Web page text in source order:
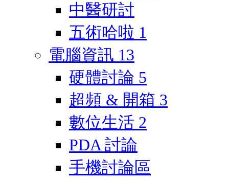
中醫研討
五術哈啦 1
電腦資訊 13
硬體討論 5
超頻 & 開箱 3
數位生活 2
PDA 討論
手機討論區